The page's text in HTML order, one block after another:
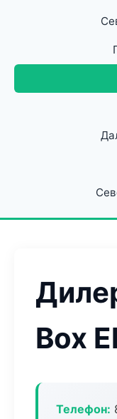
Box
Телефон: